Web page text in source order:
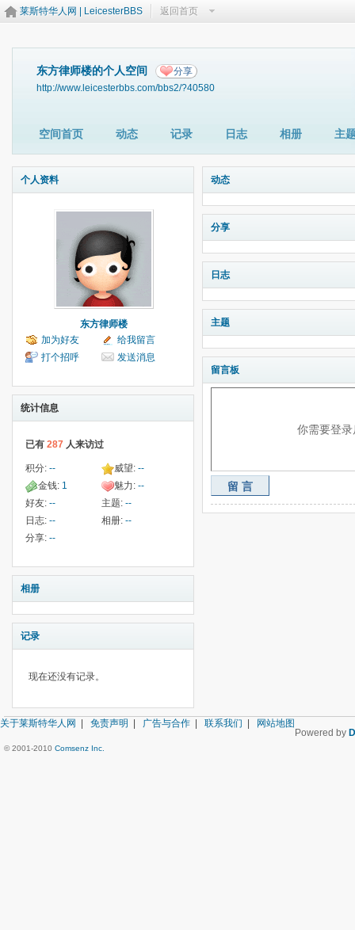
莱斯特华人网 | LeicesterBBS 返回首页
东方律师楼的个人空间 分享
http://www.leicesterbbs.com/bbs2/?40580
空间首页 动态 记录 日志 相册 主
个人资料
东方律师楼
加为好友
给我留言
打个招呼
发送消息
统计信息
已有 287 人来访过
积分: -- 威望:--
金钱: 1 魅力:--
好友: -- 主题:--
日志: -- 相册:--
分享: --
相册
记录
现在还没有记录。
动态
分享
日志
主题
留言板
你需要登
留言
关于莱斯特华人网 免责声明 广告与合作 联系我们
网站地图
Powered by
© 2001-2010 Comsenz Inc.